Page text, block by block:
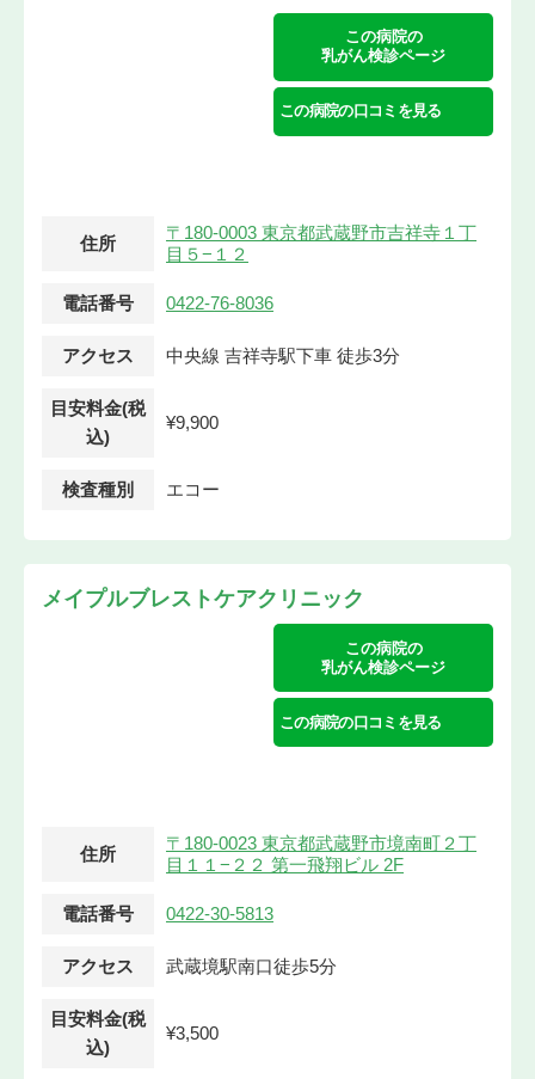
この病院の
乳がん検診ページ
この病院の口コミを見る
住所
〒180-0003 東京都武蔵野市吉祥寺１丁
目５−１２
電話番号 0422-76-8036
アクセス 中央線 吉祥寺駅下車 徒歩3分
目安料金(税
込)
¥9,900
検査種別 エコー
メイプルブレストケアクリニック
この病院の
乳がん検診ページ
この病院の口コミを見る
住所
〒180-0023 東京都武蔵野市境南町２丁
目１１−２２ 第一飛翔ビル 2F
電話番号 0422-30-5813
アクセス 武蔵境駅南口徒歩5分
目安料金(税
込)
¥3,500